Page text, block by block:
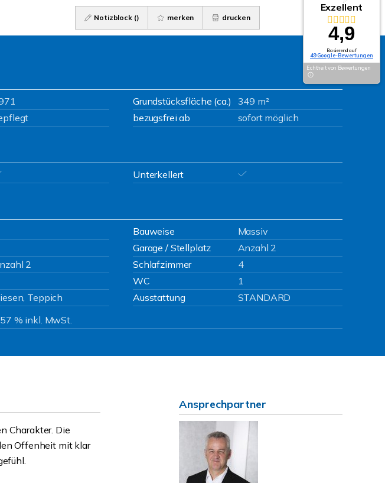
Notizblock () merken drucken
Grundstücksfläche (ca.)
349 m²
bezugsfrei ab sofort möglich
Unterkellert
Bauweise
Massiv
Garage / Stellplatz
Anzahl 2
2 Schlafzimmer
4
WC
1
Teppich Ausstattung
STANDARD
% inkl. MwSt.
Charakter. Die
Offenheit mit klar
Ansprechpartner
Exzellent
4,9
Basierend auf
49 Google-Bewertungen
Echtheit von Bewertungen